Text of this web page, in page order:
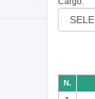
N.